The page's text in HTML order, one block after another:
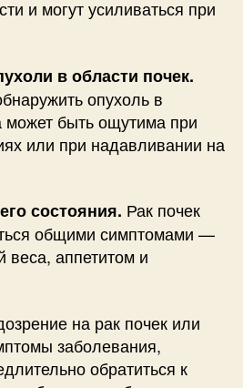
и могут усиливаться при
в области почек.
опухоль в
может быть ощутима при
или при надавливании на
состояния. Рак почек
общими симптомами —
веса, аппетитом и
на рак почек или
заболевания,
обратиться к